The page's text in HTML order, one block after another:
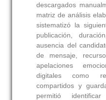
descargados
matriz de análisis
sistematizó la
publicación,
ausencia del
de mensaje,
apelaciones
digitales como
compartidos y
permitió